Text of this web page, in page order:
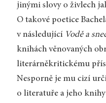
jinými slovy o živlech
O takové poetice
v následující Vodě a
knihách věnovaných
literárněkritickému
Nesporně je mu cizí
o literatuře a jeho